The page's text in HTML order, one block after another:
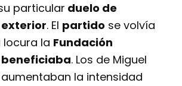
particular duelo de
. El partido se volvía
locura la Fundación
beneficiaba. Los de Miguel
la intensidad